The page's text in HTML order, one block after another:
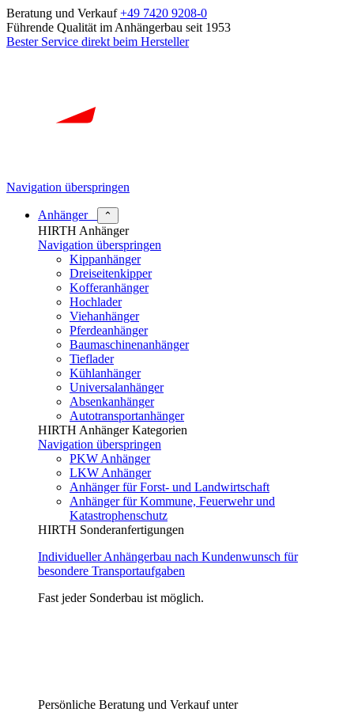
Beratung und Verkauf+49 7420 9208-0
Führende Qualität im Anhängerbau seit 1953
Bester Service direkt beim Hersteller
Navigation überspringen
Anhänger ⌃
HIRTH Anhänger
Navigation überspringen
Kippanhänger
Dreiseitenkipper
Kofferanhänger
Hochlader
Viehanhänger
Pferdeanhänger
Baumaschinenanhänger
Tieflader
Kühlanhänger
Universalanhänger
Absenkanhänger
Autotransportanhänger
HIRTH Anhänger Kategorien
Navigation überspringen
PKW Anhänger
LKW Anhänger
Anhänger für Forst- und Landwirtschaft
Anhänger für Kommune, Feuerwehr und
Katastrophenschutz
HIRTH Sonderanfertigungen
Individueller Anhängerbau nach Kundenwunsch für
besondere Transportaufgaben
Fast jeder Sonderbau ist möglich.
Persönliche Beratung und Verkauf unter